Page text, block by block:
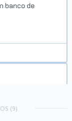
banco de
(9)